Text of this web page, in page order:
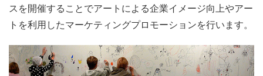
スを開催することでアートによる企業イメージ向上やアー
トを利用したマーケティングプロモーションを行います。